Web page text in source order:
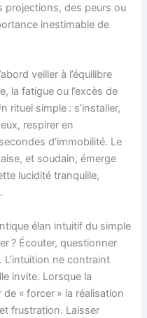
projections, des peurs ou
inestimable de
veiller à l’équilibre
la fatigue ou l’excès de
rituel simple : s’installer,
respirer en
d’immobilité. Le
et soudain, émerge
lucidité tranquille,
élan intuitif du simple
? Écouter, questionner
L’intuition ne contraint
invite. Lorsque la
« forcer » la réalisation
frustration. Laisser